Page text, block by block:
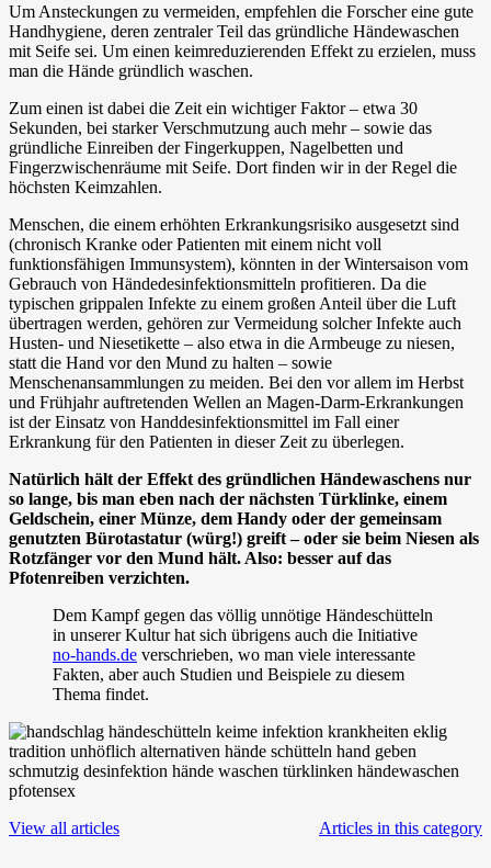
Um Ansteckungen zu vermeiden, empfehlen die Forscher eine gute
Handhygiene, deren zentraler Teil das gründliche Händewaschen
mit Seife sei. Um einen keimreduzierenden Effekt zu erzielen, muss
man die Hände gründlich waschen.
Zum einen ist dabei die Zeit ein wichtiger Faktor – etwa 30
Sekunden, bei starker Verschmutzung auch mehr – sowie das
gründliche Einreiben der Fingerkuppen, Nagelbetten und
Fingerzwischenräume mit Seife. Dort finden wir in der Regel die
höchsten Keimzahlen.
Menschen, die einem erhöhten Erkrankungsrisiko ausgesetzt sind
(chronisch Kranke oder Patienten mit einem nicht voll
funktionsfähigen Immunsystem), könnten in der Wintersaison vom
Gebrauch von Händedesinfektionsmitteln profitieren. Da die
typischen grippalen Infekte zu einem großen Anteil über die Luft
übertragen werden, gehören zur Vermeidung solcher Infekte auch
Husten- und Niesetikette – also etwa in die Armbeuge zu niesen,
statt die Hand vor den Mund zu halten – sowie
Menschenansammlungen zu meiden. Bei den vor allem im Herbst
und Frühjahr auftretenden Wellen an Magen-Darm-Erkrankungen
ist der Einsatz von Handdesinfektionsmittel im Fall einer
Erkrankung für den Patienten in dieser Zeit zu überlegen.
Natürlich hält der Effekt des gründlichen Händewaschens nur
so lange, bis man eben nach der nächsten Türklinke, einem
Geldschein, einer Münze, dem Handy oder der gemeinsam
genutzten Bürotastatur (würg!) greift – oder sie beim Niesen als
Rotzfänger vor den Mund hält. Also: besser auf das
Pfotenreiben verzichten.
Dem Kampf gegen das völlig unnötige Händeschütteln
in unserer Kultur hat sich übrigens auch die Initiative
no-hands.de verschrieben, wo man viele interessante
Fakten, aber auch Studien und Beispiele zu diesem
Thema findet.
View all articles Articles in this category